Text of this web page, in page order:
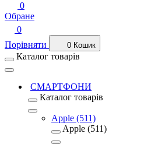
0
Обране
0
Порівняти
0 Кошик
Каталог товарів
СМАРТФОНИ
Каталог товарів
Apple (511)
Apple (511)